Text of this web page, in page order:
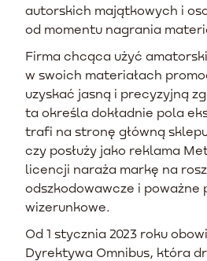
autorskich majątkowych i
od momentu nagrania
Firma chcąca użyć
w swoich materiałach
uzyskać jasną i precyzyjną
ta określa dokładnie pola
trafi na stronę główną
czy posłuży jako reklama
licencji naraża markę na
odszkodowawcze i poważne
wizerunkowe.
Od 1 stycznia 2023 roku
Dyrektywa Omnibus, która